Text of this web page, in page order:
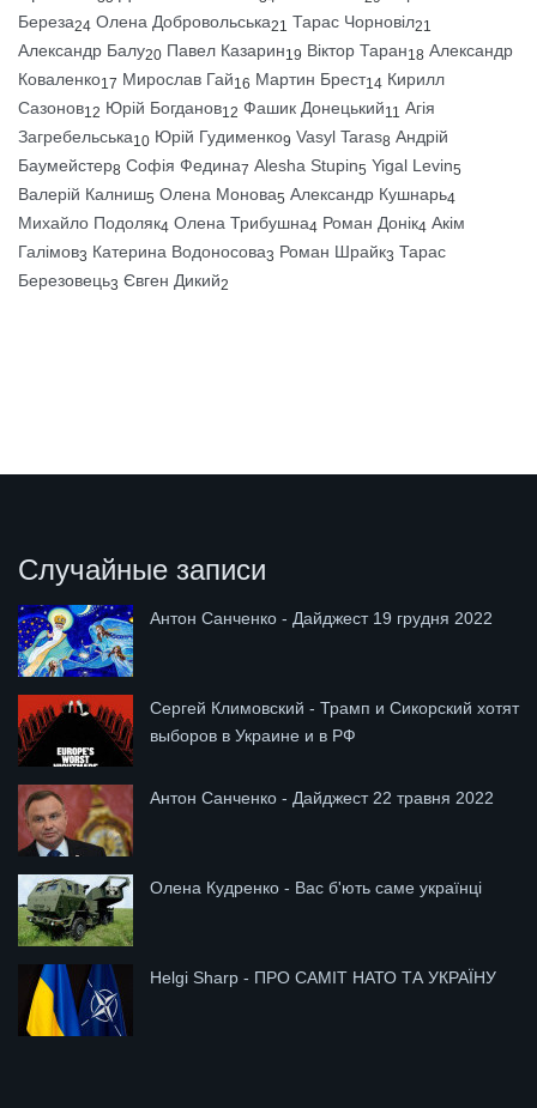
Береза24 Олена Добровольська21 Тарас Чорновіл21
Александр Балу20 Павел Казарин19 Віктор Таран18 Александр
Коваленко17 Мирослав Гай16 Мартин Брест14 Кирилл
Сазонов12 Юрій Богданов12 Фашик Донецький11 Агія
Загребельська10 Юрій Гудименко9 Vasyl Taras8 Андрій
Баумейстер8 Софія Федина7 Alesha Stupin5 Yigal Levin5
Валерій Калниш5 Олена Монова5 Александр Кушнарь4
Михайло Подоляк4 Олена Трибушна4 Роман Донік4 Акім
Галімов3 Катерина Водоносова3 Роман Шрайк3 Тарас
Березовець3 Євген Дикий2
Случайные записи
Антон Санченко - Дайджест 19 грудня 2022
Сергей Климовский - Трамп и Сикорский хотят
выборов в Украине и в РФ
Антон Санченко - Дайджест 22 травня 2022
Олена Кудренко - Вас б'ють саме українці
Helgi Sharp - ПРО САМІТ НАТО ТА УКРАЇНУ